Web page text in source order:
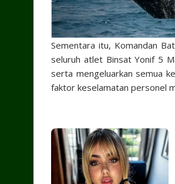
Sementara itu, Komandan
seluruh atlet Binsat Yonif 5
serta mengeluarkan semua
faktor keselamatan personel